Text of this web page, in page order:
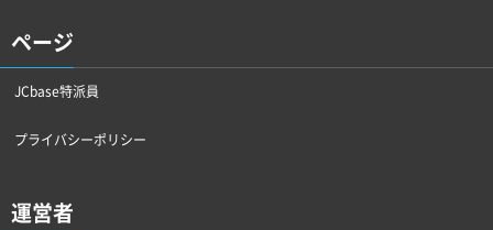
ページ
JCbase特派員
プライバシーポリシー
運営者